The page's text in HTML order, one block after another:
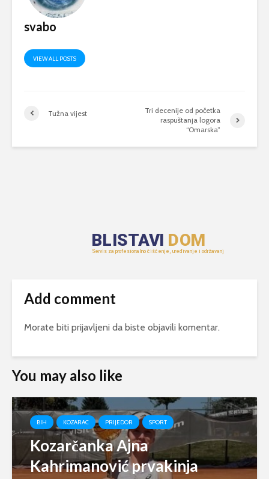
svabo
VIEW ALL POSTS
Tužna vijest
Tri decenije od početka
raspuštanja logora
“Omarska”
Add comment
Morate biti prijavljeni da biste objavili komentar.
You may also like
BIH KOZARAC PRIJEDOR SPORT
Kozarčanka Ajna
Kahrimanović prvakinja